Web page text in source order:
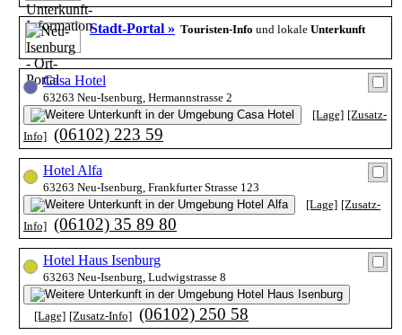
Stadt-Portal » Touristen-Info und lokale Unterkunft
Casa Hotel
63263 Neu-Isenburg, Hermannstrasse 2
[Lage] [Zusatz-
Info] (06102) 223 59
Hotel Alfa
63263 Neu-Isenburg, Frankfurter Strasse 123
[Lage] [Zusatz-
Info] (06102) 35 89 80
Hotel Haus Isenburg
63263 Neu-Isenburg, Ludwigstrasse 8
[Lage] [Zusatz-Info] (06102) 250 58